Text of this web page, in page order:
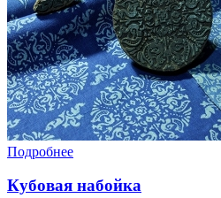
Подробнее
Кубовая набойка